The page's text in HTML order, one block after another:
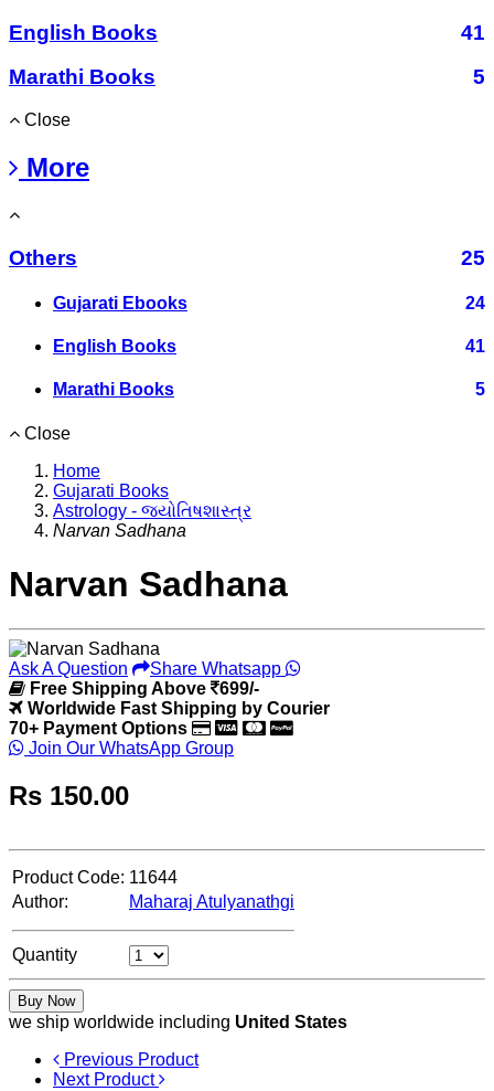
English Books
41
Marathi Books
5
Close
More
Others 25
Gujarati Ebooks 24
English Books 41
Marathi Books 5
Close
Home
Gujarati Books
Astrology - જ્યોતિષશાસ્ત્ર
Narvan Sadhana
Narvan Sadhana
Ask A Question
Share Whatsapp
Free Shipping Above
699/-
Worldwide Fast Shipping by Courier
70+ Payment Options
Join Our WhatsApp Group
Rs 150.00
Product Code: 11644
Author:
Maharaj Atulyanathgi
Quantity
Buy Now
we ship worldwide including United States
Previous Product
Next Product